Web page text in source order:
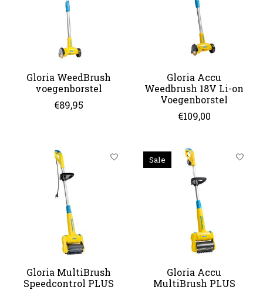
Gloria WeedBrush
voegenborstel
€89,95
Gloria Accu
Weedbrush 18V Li-on
Voegenborstel
€109,00
Gloria MultiBrush
Speedcontrol PLUS
Sale
Gloria Accu
MultiBrush PLUS